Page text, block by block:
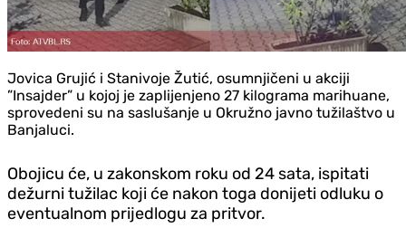
Jovica Grujić i Stanivoje Žutić, osumnjičeni u akciji
”Insajder” u kojoj je zaplijenjeno 27 kilograma marihuane,
sprovedeni su na saslušanje u Okružno javno tužilaštvo u
Banjaluci.
Obojicu će, u zakonskom roku od 24 sata, ispitati
dežurni tužilac koji će nakon toga donijeti odluku o
eventualnom prijedlogu za pritvor.